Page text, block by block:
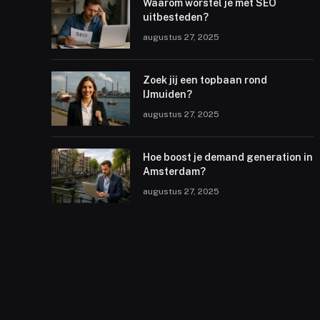
Waarom worstel je met SEO
uitbesteden?
augustus 27, 2025
Zoek jij een topbaan rond
IJmuiden?
augustus 27, 2025
Hoe boost je demand generation in
Amsterdam?
augustus 27, 2025